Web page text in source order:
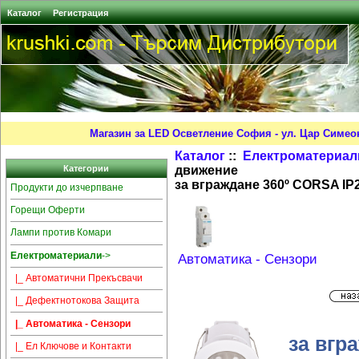
Каталог Регистрация
Магазин за LED Осветление София - ул. Цар
Категории
Продукти до изчерпване
Горещи Оферти
Лампи против Комари
Електроматериали->
|_ Автоматични Прекъсвачи
|_ Дефектнотокова Защита
|_ Автоматика - Сензори
|_ Ел Ключове и Контакти
Каталог ::
движение
за вграждане 360º CORSA
Автоматика - Сензори
за